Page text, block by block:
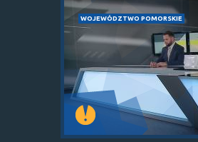
WOJEWÓDZTWO POMORSKIE